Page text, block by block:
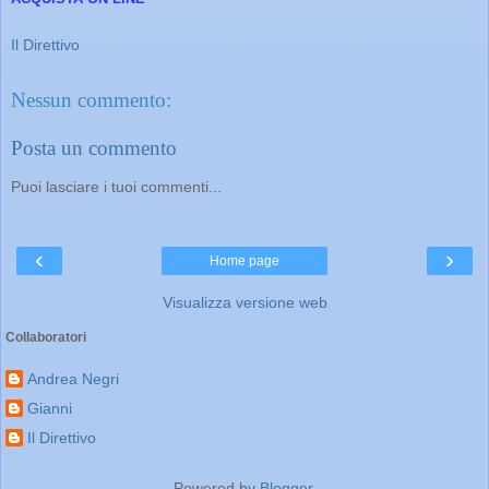
Il Direttivo
Nessun commento:
Posta un commento
Puoi lasciare i tuoi commenti...
‹ ›
Home page
Visualizza versione web
Collaboratori
Andrea Negri
Gianni
Il Direttivo